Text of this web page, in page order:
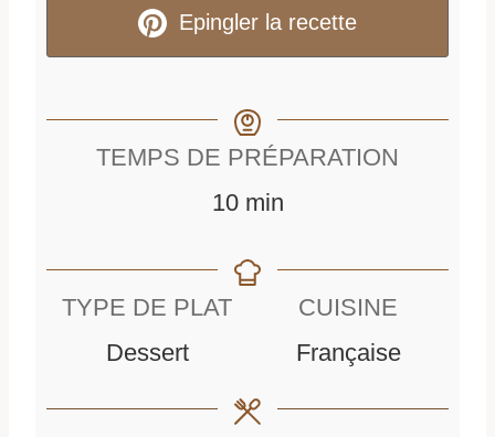
Epingler la recette
TEMPS DE PRÉPARATION
10m
n
e
min
TYPE DE PLAT
Dessert
CUISINE
Française